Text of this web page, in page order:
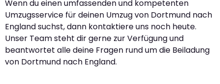
Wenn du einen umfassenden und kompetenten
Umzugsservice für deinen Umzug von Dortmund nach
England suchst, dann kontaktiere uns noch heute.
Unser Team steht dir gerne zur Verfügung und
beantwortet alle deine Fragen rund um die Beiladung
von Dortmund nach England.